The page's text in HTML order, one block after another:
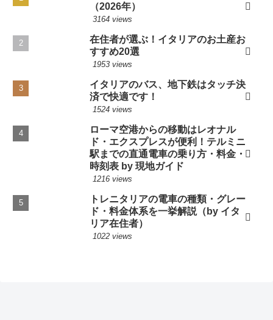
（2026年）
3164 views
在住者が選ぶ！イタリアのお土産お
すすめ20選
1953 views
イタリアのバス、地下鉄はタッチ決
済で快適です！
1524 views
ローマ空港からの移動はレオナル
ド・エクスプレスが便利！テルミニ
駅までの直通電車の乗り方・料金・
時刻表 by 現地ガイド
1216 views
トレニタリアの電車の種類・グレー
ド・料金体系を一挙解説（by イタ
リア在住者）
1022 views